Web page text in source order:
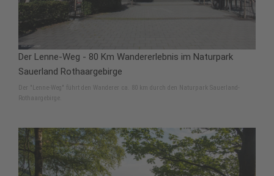
Der Lenne-Weg - 80 Km Wandererlebnis im Naturpark
Sauerland Rothaargebirge
Der "Lenne-Weg" führt den Wanderer ca. 80 km durch den Naturpark Sauerland-
Rothaargebirge.